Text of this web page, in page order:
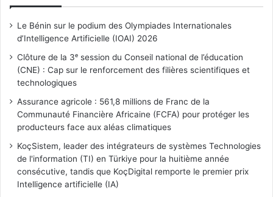
Le Bénin sur le podium des Olympiades Internationales
d’Intelligence Artificielle (IOAI) 2026
Clôture de la 3ᵉ session du Conseil national de l’éducation
(CNE) : Cap sur le renforcement des filières scientifiques et
technologiques
Assurance agricole : 561,8 millions de Franc de la
Communauté Financière Africaine (FCFA) pour protéger les
producteurs face aux aléas climatiques
KoçSistem, leader des intégrateurs de systèmes Technologies
de l'information (TI) en Türkiye pour la huitième année
consécutive, tandis que KoçDigital remporte le premier prix
Intelligence artificielle (IA)